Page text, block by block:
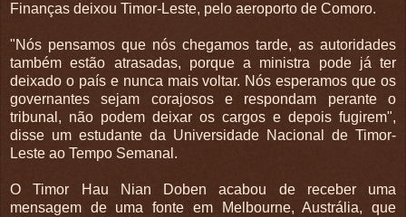
Finanças deixou Timor-Leste, pelo aeroporto de Comoro.
"Nós pensamos que nós chegamos tarde, as autoridades
também estão atrasadas, porque a ministra pode já ter
deixado o país e nunca mais voltar. Nós esperamos que os
governantes sejam corajosos e respondam perante o
tribunal, não podem deixar os cargos e depois fugirem",
disse um estudante da Universidade Nacional de Timor-
Leste ao Tempo Semanal.
O Timor Hau Nian Doben acabou de receber uma
mensagem de uma fonte em Melbourne, Austrália, que